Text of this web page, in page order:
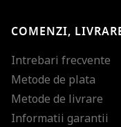
COMENZI,
Intrebari frecvente
Metode de plata
Metode de livrare
Informatii garantii